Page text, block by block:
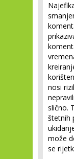
nosi
slično.
štetnih
može
se